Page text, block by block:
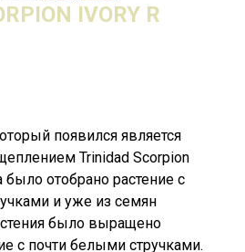
IVORY R
появился является
Trinidad Scorpion
было отобрано растение с
и уже из семян
было выращено
с почти белыми стручками.